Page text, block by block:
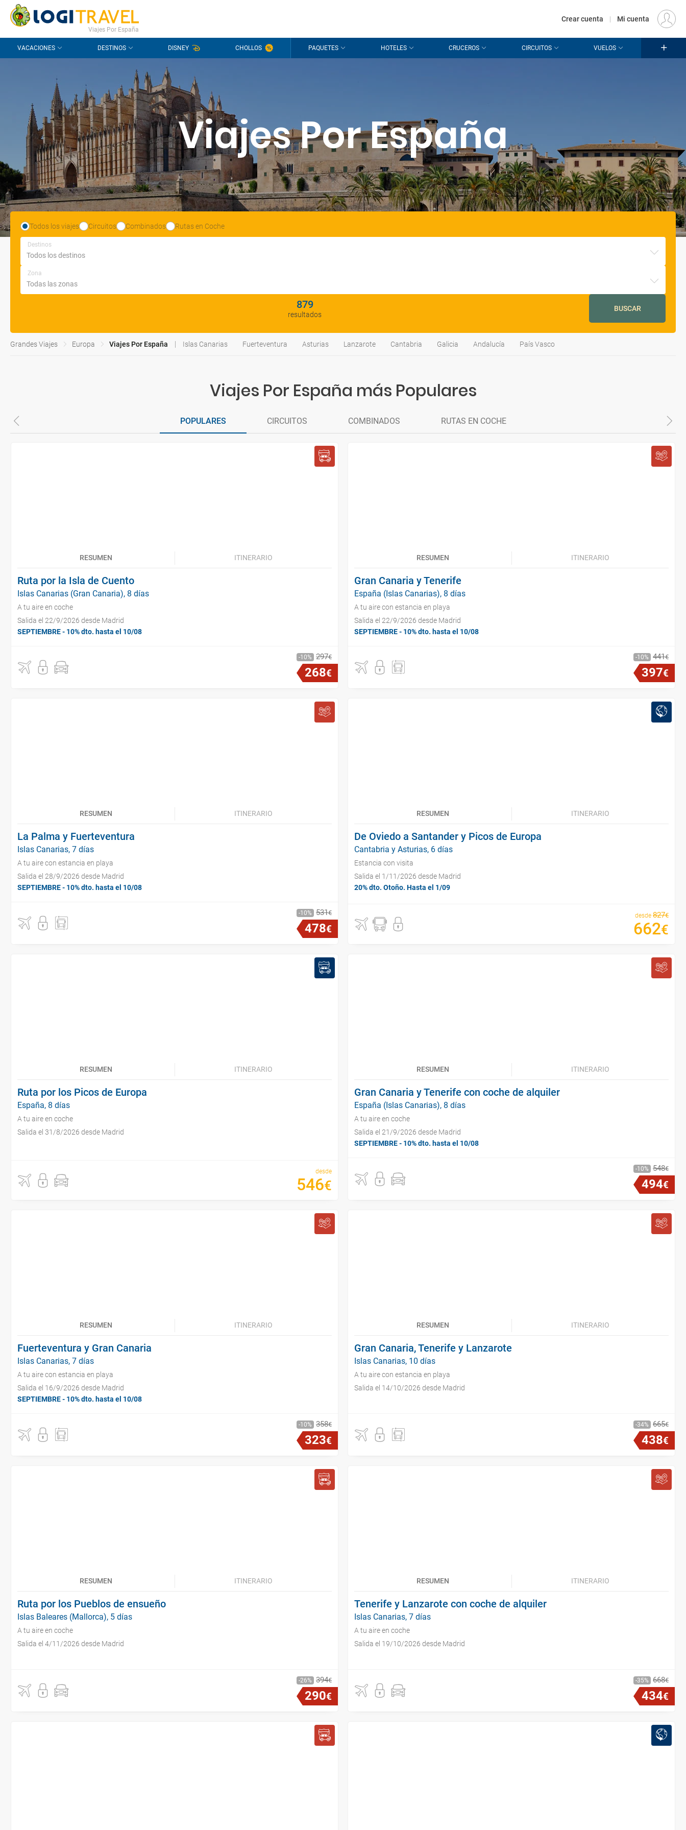
CONTACTO PREGUNTAS FRECUENTES EUR
Viajes Por España
Crear cuenta | Mi cuenta
VACACIONES DESTINOS DISNEY CHOLLOS PAQUETES HOTELES CRUCEROS CIRCUITOS VUELOS
Viajes Por España
Todos los viajes Circuitos Combinados Rutas en Coche
Destinos
Zona
879
resultados
BUSCAR
Grandes Viajes Europa Viajes Por España Islas Canarias Fuerteventura Asturias Lanzarote Cantabria Galicia Andalucía País Vasco
Viajes Por España más Populares
POPULARES CIRCUITOS COMBINADOS RUTAS EN COCHE
RESUMEN ITINERARIO
Ruta por la Isla de Cuento
Islas Canarias (Gran Canaria), 8 días
A tu aire en coche
Salida el 22/9/2026 desde Madrid
SEPTIEMBRE - 10% dto. hasta el 10/08
10 297€
268€
RESUMEN ITINERARIO
Gran Canaria y Tenerife
España (Islas Canarias), 8 días
A tu aire con estancia en playa
Salida el 22/9/2026 desde Madrid
SEPTIEMBRE - 10% dto. hasta el 10/08
10 441€
397€
RESUMEN ITINERARIO
La Palma y Fuerteventura
Islas Canarias, 7 días
A tu aire con estancia en playa
Salida el 28/9/2026 desde Madrid
SEPTIEMBRE - 10% dto. hasta el 10/08
10 531€
478€
RESUMEN ITINERARIO
De Oviedo a Santander y Picos de Europa
Cantabria y Asturias, 6 días
Estancia con visita
Salida el 1/11/2026 desde Madrid
20% dto. Otoño. Hasta el 1/09
desde 827€
662€
RESUMEN ITINERARIO
Ruta por los Picos de Europa
España, 8 días
A tu aire en coche
Salida el 31/8/2026 desde Madrid
desde
546€
RESUMEN ITINERARIO
Gran Canaria y Tenerife con coche de alquiler
España (Islas Canarias), 8 días
A tu aire en coche
Salida el 21/9/2026 desde Madrid
SEPTIEMBRE - 10% dto. hasta el 10/08
10 548€
494€
RESUMEN ITINERARIO
Fuerteventura y Gran Canaria
Islas Canarias, 7 días
A tu aire con estancia en playa
Salida el 16/9/2026 desde Madrid
SEPTIEMBRE - 10% dto. hasta el 10/08
10 358€
323€
RESUMEN ITINERARIO
Gran Canaria, Tenerife y Lanzarote
Islas Canarias, 10 días
A tu aire con estancia en playa
Salida el 14/10/2026 desde Madrid
34 665€
438€
RESUMEN ITINERARIO
Ruta por los Pueblos de ensueño
Islas Baleares (Mallorca), 5 días
A tu aire en coche
Salida el 4/11/2026 desde Madrid
26 394€
290€
RESUMEN ITINERARIO
Tenerife y Lanzarote con coche de alquiler
Islas Canarias, 7 días
A tu aire en coche
Salida el 19/10/2026 desde Madrid
35 668€
434€